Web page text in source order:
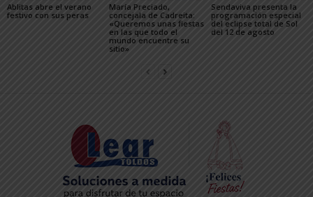
Ablitas abre el verano
festivo con sus peras
María Preciado,
concejala de Cadreita:
«Queremos unas fiestas
en las que todo el
mundo encuentre su
sitio»
Sendaviva presenta la
programación especial
del eclipse total de Sol
del 12 de agosto